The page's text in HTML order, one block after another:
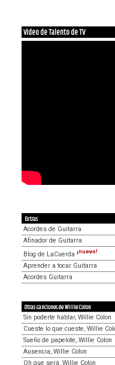
Video de Talento de TV
Extras
Acordes de Guitarra
Afinador de Guitarra
Blog de LaCuerda ¡nuevo!
Aprender a tocar Guitarra
Acordes Guitarra
Otras canciones de Willie Colon
Sin poderte hablar, Willie Colon
Cueste lo que cueste, Willie
Sueño de papelote, Willie Colon
Ausencia, Willie Colon
Oh que será, Willie Colon